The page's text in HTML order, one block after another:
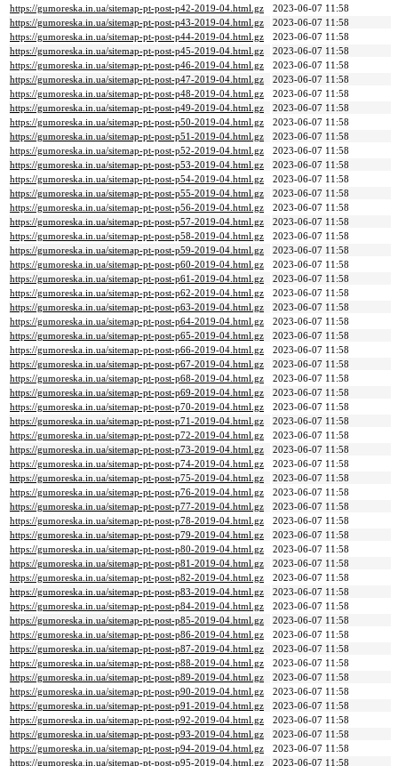
https://gumoreska.in.ua/sitemap-pt-post-p42-2019-04.html.gz
2023-06-07 11:58
https://gumoreska.in.ua/sitemap-pt-post-p43-2019-04.html.gz
2023-06-07 11:58
https://gumoreska.in.ua/sitemap-pt-post-p44-2019-04.html.gz
2023-06-07 11:58
https://gumoreska.in.ua/sitemap-pt-post-p45-2019-04.html.gz
2023-06-07 11:58
https://gumoreska.in.ua/sitemap-pt-post-p46-2019-04.html.gz
2023-06-07 11:58
https://gumoreska.in.ua/sitemap-pt-post-p47-2019-04.html.gz
2023-06-07 11:58
https://gumoreska.in.ua/sitemap-pt-post-p48-2019-04.html.gz
2023-06-07 11:58
https://gumoreska.in.ua/sitemap-pt-post-p49-2019-04.html.gz
2023-06-07 11:58
https://gumoreska.in.ua/sitemap-pt-post-p50-2019-04.html.gz
2023-06-07 11:58
https://gumoreska.in.ua/sitemap-pt-post-p51-2019-04.html.gz
2023-06-07 11:58
https://gumoreska.in.ua/sitemap-pt-post-p52-2019-04.html.gz
2023-06-07 11:58
https://gumoreska.in.ua/sitemap-pt-post-p53-2019-04.html.gz
2023-06-07 11:58
https://gumoreska.in.ua/sitemap-pt-post-p54-2019-04.html.gz
2023-06-07 11:58
https://gumoreska.in.ua/sitemap-pt-post-p55-2019-04.html.gz
2023-06-07 11:58
https://gumoreska.in.ua/sitemap-pt-post-p56-2019-04.html.gz
2023-06-07 11:58
https://gumoreska.in.ua/sitemap-pt-post-p57-2019-04.html.gz
2023-06-07 11:58
https://gumoreska.in.ua/sitemap-pt-post-p58-2019-04.html.gz
2023-06-07 11:58
https://gumoreska.in.ua/sitemap-pt-post-p59-2019-04.html.gz
2023-06-07 11:58
https://gumoreska.in.ua/sitemap-pt-post-p60-2019-04.html.gz
2023-06-07 11:58
https://gumoreska.in.ua/sitemap-pt-post-p61-2019-04.html.gz
2023-06-07 11:58
https://gumoreska.in.ua/sitemap-pt-post-p62-2019-04.html.gz
2023-06-07 11:58
https://gumoreska.in.ua/sitemap-pt-post-p63-2019-04.html.gz
2023-06-07 11:58
https://gumoreska.in.ua/sitemap-pt-post-p64-2019-04.html.gz
2023-06-07 11:58
https://gumoreska.in.ua/sitemap-pt-post-p65-2019-04.html.gz
2023-06-07 11:58
https://gumoreska.in.ua/sitemap-pt-post-p66-2019-04.html.gz
2023-06-07 11:58
https://gumoreska.in.ua/sitemap-pt-post-p67-2019-04.html.gz
2023-06-07 11:58
https://gumoreska.in.ua/sitemap-pt-post-p68-2019-04.html.gz
2023-06-07 11:58
https://gumoreska.in.ua/sitemap-pt-post-p69-2019-04.html.gz
2023-06-07 11:58
https://gumoreska.in.ua/sitemap-pt-post-p70-2019-04.html.gz
2023-06-07 11:58
https://gumoreska.in.ua/sitemap-pt-post-p71-2019-04.html.gz
2023-06-07 11:58
https://gumoreska.in.ua/sitemap-pt-post-p72-2019-04.html.gz
2023-06-07 11:58
https://gumoreska.in.ua/sitemap-pt-post-p73-2019-04.html.gz
2023-06-07 11:58
https://gumoreska.in.ua/sitemap-pt-post-p74-2019-04.html.gz
2023-06-07 11:58
https://gumoreska.in.ua/sitemap-pt-post-p75-2019-04.html.gz
2023-06-07 11:58
https://gumoreska.in.ua/sitemap-pt-post-p76-2019-04.html.gz
2023-06-07 11:58
https://gumoreska.in.ua/sitemap-pt-post-p77-2019-04.html.gz
2023-06-07 11:58
https://gumoreska.in.ua/sitemap-pt-post-p78-2019-04.html.gz
2023-06-07 11:58
https://gumoreska.in.ua/sitemap-pt-post-p79-2019-04.html.gz
2023-06-07 11:58
https://gumoreska.in.ua/sitemap-pt-post-p80-2019-04.html.gz
2023-06-07 11:58
https://gumoreska.in.ua/sitemap-pt-post-p81-2019-04.html.gz
2023-06-07 11:58
https://gumoreska.in.ua/sitemap-pt-post-p82-2019-04.html.gz
2023-06-07 11:58
https://gumoreska.in.ua/sitemap-pt-post-p83-2019-04.html.gz
2023-06-07 11:58
https://gumoreska.in.ua/sitemap-pt-post-p84-2019-04.html.gz
2023-06-07 11:58
https://gumoreska.in.ua/sitemap-pt-post-p85-2019-04.html.gz
2023-06-07 11:58
https://gumoreska.in.ua/sitemap-pt-post-p86-2019-04.html.gz
2023-06-07 11:58
https://gumoreska.in.ua/sitemap-pt-post-p87-2019-04.html.gz
2023-06-07 11:58
https://gumoreska.in.ua/sitemap-pt-post-p88-2019-04.html.gz
2023-06-07 11:58
https://gumoreska.in.ua/sitemap-pt-post-p89-2019-04.html.gz
2023-06-07 11:58
https://gumoreska.in.ua/sitemap-pt-post-p90-2019-04.html.gz
2023-06-07 11:58
https://gumoreska.in.ua/sitemap-pt-post-p91-2019-04.html.gz
2023-06-07 11:58
https://gumoreska.in.ua/sitemap-pt-post-p92-2019-04.html.gz
2023-06-07 11:58
https://gumoreska.in.ua/sitemap-pt-post-p93-2019-04.html.gz
2023-06-07 11:58
https://gumoreska.in.ua/sitemap-pt-post-p94-2019-04.html.gz
2023-06-07 11:58
https://gumoreska.in.ua/sitemap-pt-post-p95-2019-04.html.gz
2023-06-07 11:58